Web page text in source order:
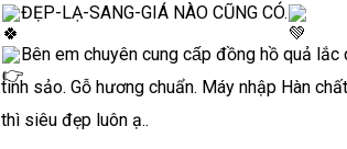
ĐẸP-LẠ-SANG-GIÁ NÀO CŨNG CÓ.
Bên em chuyên cung cấp đồng hồ quả
tinh sảo. Gỗ hương chuẩn. Máy nhập Hàn
thì siêu đẹp luôn ạ..